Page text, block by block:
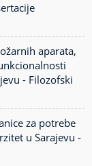
aparata,
- Filozofski
za potrebe
u Sarajevu -